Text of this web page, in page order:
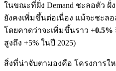
ในขณะที่ฝั่ง Demand ชะลอตัว ฝั่
ยังคงเพิ่มขึ้นต่อเนื่อง แม้จะชะล
โดยคาดว่าจะเพิ่มขึ้นราว +0.5%
สูงถึง +5% ในปี 2025)
สิ่งที่น่าจับตามองคือ โครงการใ